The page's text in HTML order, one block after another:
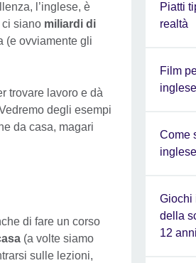
l’inglese, è
ci siano miliardi di
(e ovviamente gli
trovare lavoro e dà
degli esempi
da casa, magari
di fare un corso
(a volte siamo
sulle lezioni,
Piatti
realtà
Film
inglese
Come
inglese
Giochi
della
12 anni